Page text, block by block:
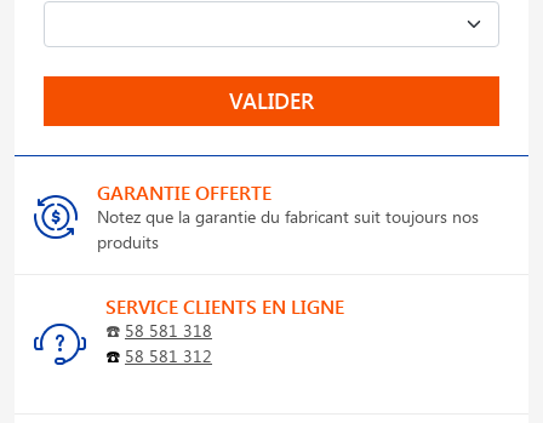
VALIDER
GARANTIE OFFERTE
Notez que la garantie du fabricant suit toujours nos
produits
SERVICE CLIENTS EN LIGNE
☎️ 58 581 318
☎️ 58 581 312